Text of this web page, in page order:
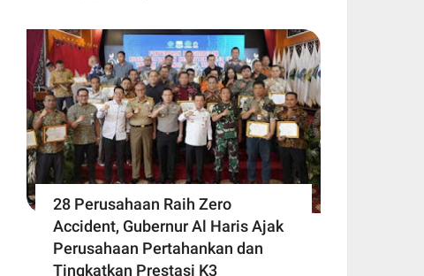
28 Perusahaan Raih Zero
Accident, Gubernur Al Haris Ajak
Perusahaan Pertahankan dan
Tingkatkan Prestasi K3